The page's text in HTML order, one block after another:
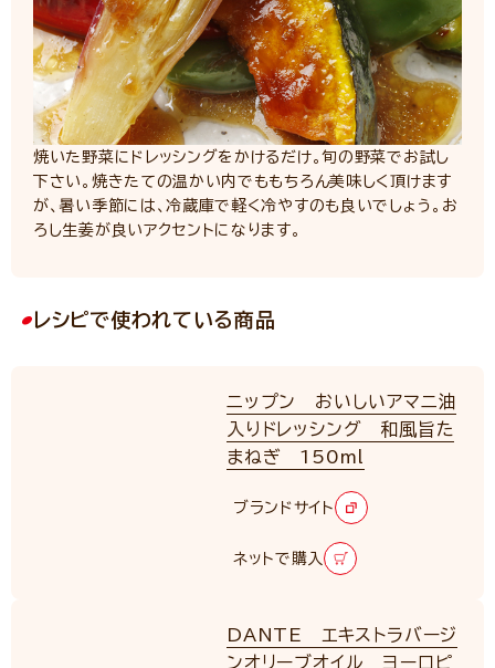
焼いた野菜にドレッシングをかけるだけ。旬の野菜でお試し
下さい。焼きたての温かい内でももちろん美味しく頂けます
が、暑い季節には、冷蔵庫で軽く冷やすのも良いでしょう。お
ろし生姜が良いアクセントになります。
レシピで使われている商品
ニップン おいしいアマニ油
入りドレッシング 和風旨た
まねぎ 150ml
ブランドサイト
ネットで購入
DANTE エキストラバージ
ンオリーブオイル ヨーロピ